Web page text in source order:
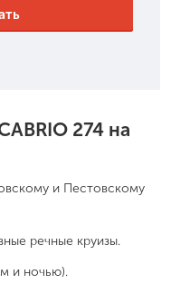
274 на
и Пестовскому
речные круизы.
и ночью).